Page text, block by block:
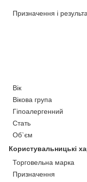
Призначення і
Вік
Вікова група
Гіпоалергенний
Стать
Об`єм
Користувальницькі
Торговельна марка
Призначення